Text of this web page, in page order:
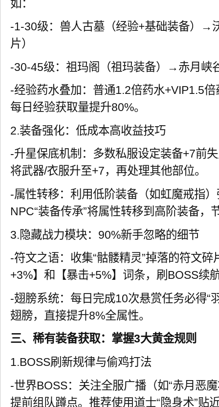
如：
-1-30级：兽人古墓（经验+基础装备）→
片）
-30-45级：祖玛阁（祖玛装备）→赤月峡
-经验药水叠加：普通1.2倍药水+VIP1.5
每日经验获取量提升80%。
2.装备强化：低成本高收益技巧
-升星保底机制：多数私服设定装备+7前
将武器/衣服升至+7，再处理其他部位。
-属性转移：利用低阶装备（如虹魔戒指
NPC“装备传承”将属性转移到高阶装备，
3.隐藏战力模块：90%新手忽略的细节
-符文之语：收集“骷髅精灵”掉落的符文
+3%】和【暴击+5%】词条，刷BOSS续
-翅膀系统：每日完成10次悬赏任务必得“
翅膀，直接提升8%全属性。
三、稀有装备获取：掌握3大黄金规则
1.BOSS刷新规律与偷鸡打法
-世界BOSS：关注全服广播（如“赤月恶
提前组队蹲点。推荐使用道士“隐身术”贴